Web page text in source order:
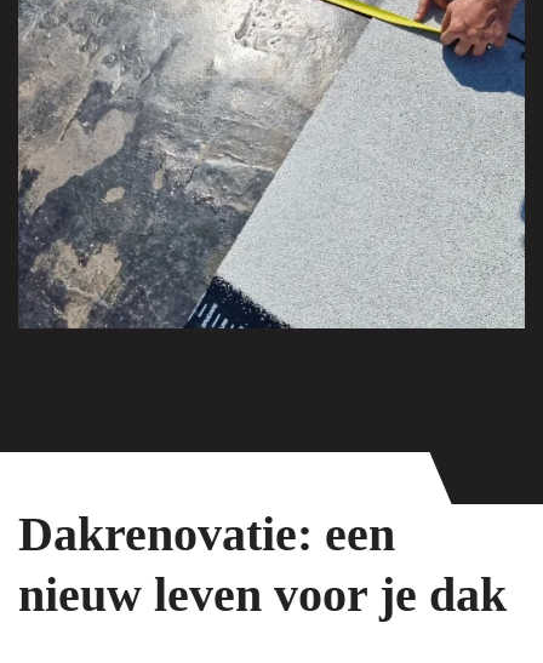
Dakrenovatie: een
nieuw leven voor je dak